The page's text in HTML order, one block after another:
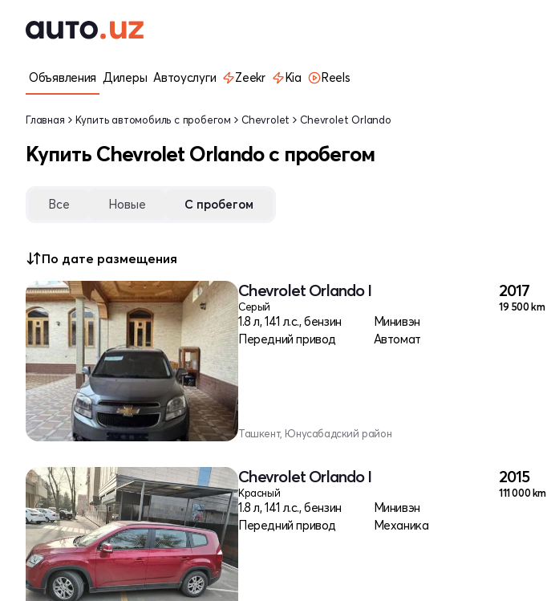
Объявления Дилеры Автоуслуги Zeekr Kia Reels
Главная Купить автомобиль с пробегом Chevrolet Chevrolet Orlando
Купить Chevrolet Orlando с пробегом
Все Новые С пробегом
По дате размещения
Chevrolet Orlando I
Серый
1.8 л, 141 л.с., бензин
Минивэн
Передний привод
Автомат
2017
19 500 km
Ташкент, Юнусабадский район
Chevrolet Orlando I
Красный
1.8 л, 141 л.с., бензин
Минивэн
Передний привод
Механика
2015
111 000 km